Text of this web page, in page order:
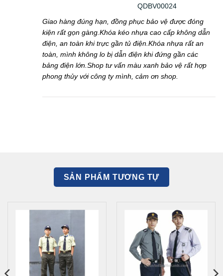
QDBV00024
Giao hàng đúng hạn, đồng phục bảo vệ được đóng
kiện rất gọn gàng.Khóa kéo nhựa cao cấp không dẫn
điện, an toàn khi trực gần tủ điện.Khóa nhựa rất an
toàn, mình không lo bị dẫn điện khi đứng gần các
bảng điện lớn.Shop tư vấn màu xanh bảo vệ rất hợp
phong thủy với công ty mình, cảm ơn shop.
SẢN PHẨM TƯƠNG TỰ